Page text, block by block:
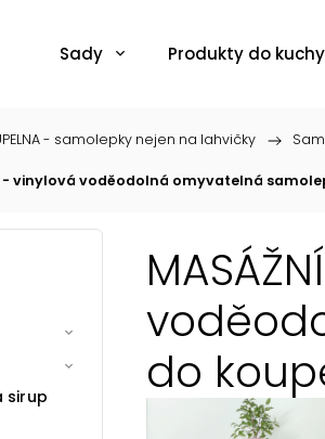
Sady Produkty do
- samolepky nejen na lahvičky /
- vinylová voděodolná omyvatelná
sirup
do